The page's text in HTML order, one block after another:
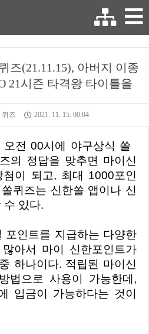
즈(21.11.15), 아버지 이종
21시즌 타격왕 타이틀을
퀴즈 2021. 11. 15. 00:04
의 정답을 맞추면 마이신
이 되고, 최대 1000포인
퀴즈는 신한쏠 앱이나 신
수 있다.
아서 마이 신한포인트가
하나이다. 적립된 마이신
법으로 사용이 가능한데,
입금이 가능하다는 것이